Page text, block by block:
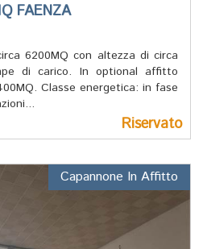
FAENZA
6200MQ con altezza di circa
di carico. In optional affitto
Classe energetica: in fase
Riservato
Capannone In Affitto